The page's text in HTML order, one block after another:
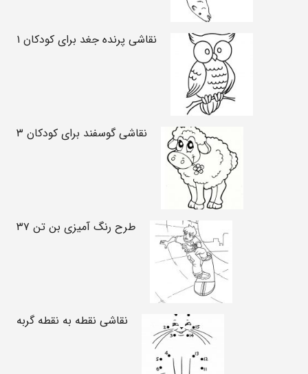
نقاشی پرنده جغد برای کودکان ۱
نقاشی گوسفند برای کودکان ۳
طرح رنگ آمیزی بن تن ۳۷
نقاشی نقطه به نقطه گربه